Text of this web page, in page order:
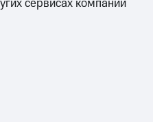
сервисах компании